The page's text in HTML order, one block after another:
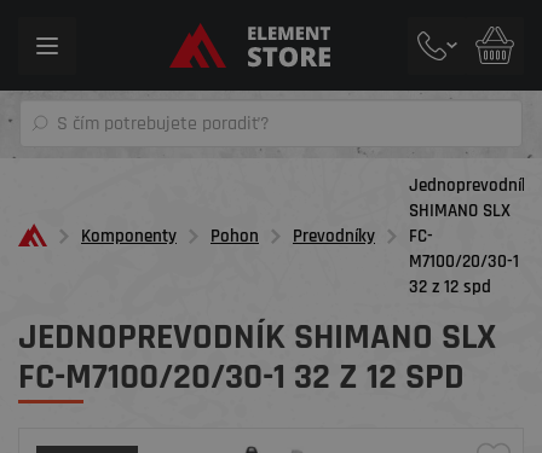
Toggle
Komponenty Pohon Prevodníky
Jednoprevodník
SHIMANO SLX
FC-
M7100/20/30-1
32 z 12 spd
JEDNOPREVODNÍK SHIMANO SLX
FC-M7100/20/30-1 32 Z 12 SPD